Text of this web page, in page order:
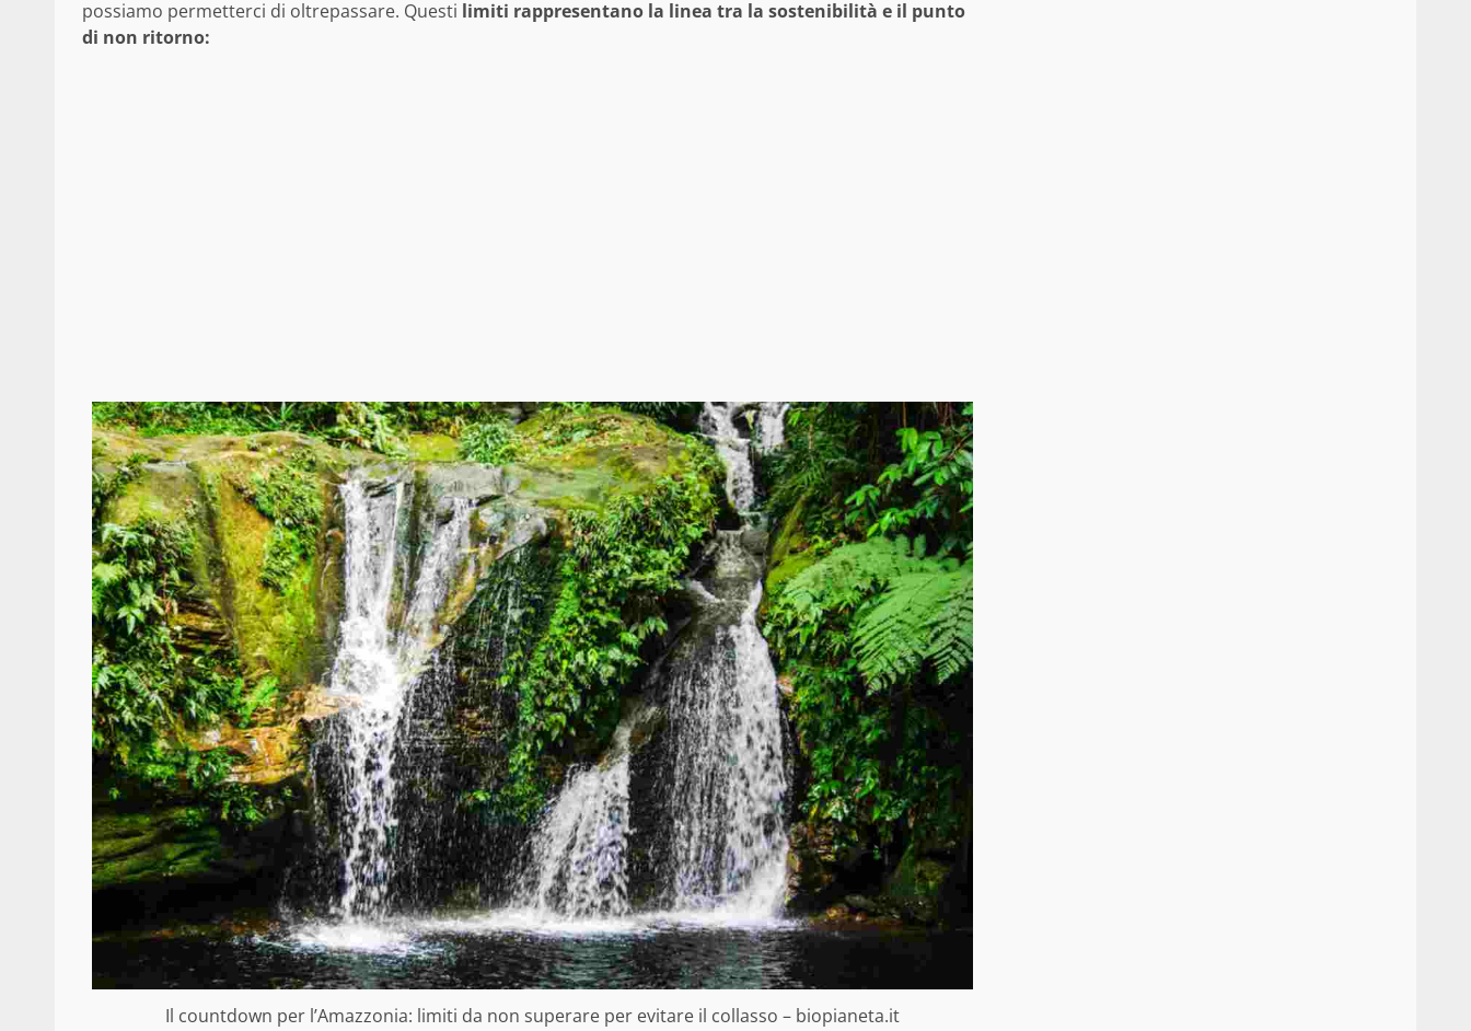
possiamo permetterci di oltrepassare. Questi limiti rappresentano la linea tra la sostenibilità e il punto
di non ritorno:
Il countdown per l’Amazzonia: limiti da non superare per evitare il collasso – biopianeta.it